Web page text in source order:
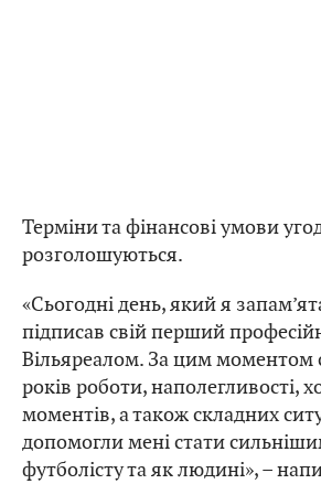
Терміни та фінансові умови
розголошуються.
«Сьогодні день, який я
підписав свій перший
Вільяреалом. За цим моментом
років роботи, наполегливості,
моментів, а також складних
допомогли мені стати
футболісту та як людині», –